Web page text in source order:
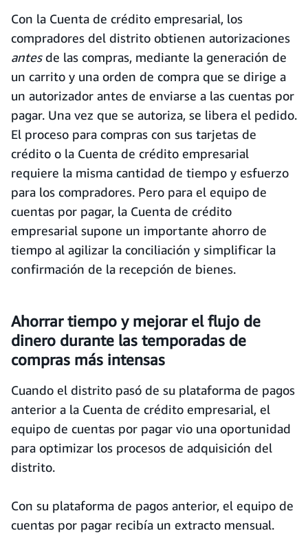
Con la Cuenta de crédito empresarial, los
compradores del distrito obtienen autorizaciones
antesde las compras, mediante la generación de
un carrito y una orden de compra que se dirige a
un autorizador antes de enviarse a las cuentas por
pagar. Una vez que se autoriza, se libera el pedido.
El proceso para compras con sus tarjetas de
crédito o la Cuenta de crédito empresarial
requiere la misma cantidad de tiempo y esfuerzo
para los compradores. Pero para el equipo de
cuentas por pagar, la Cuenta de crédito
empresarial supone un importante ahorro de
tiempo al agilizar la conciliación y simplificar la
confirmación de la recepción de bienes.
Ahorrar tiempo y mejorar el flujo de
dinero durante las temporadas de
compras más intensas
Cuando el distrito pasó de su plataforma de pagos
anterior a la Cuenta de crédito empresarial, el
equipo de cuentas por pagar vio una oportunidad
para optimizar los procesos de adquisición del
distrito.
Con su plataforma de pagos anterior, el equipo de
cuentas por pagar recibía un extracto mensual.